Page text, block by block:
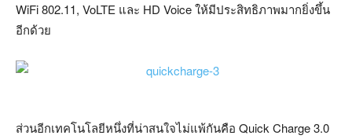
WiFi 802.11, VoLTE และ HD Voice ให้มีประสิทธิภาพมากยิ่งขึ้น
อีกด้วย
ส่วนอีกเทคโนโลยีหนึ่งที่น่าสนใจไม่แพ้กันคือ Quick Charge 3.0